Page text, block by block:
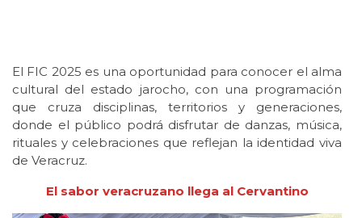
El FIC 2025 es una oportunidad para conocer el alma
cultural del estado jarocho, con una programación
que cruza disciplinas, territorios y generaciones,
donde el público podrá disfrutar de danzas, música,
rituales y celebraciones que reflejan la identidad viva
de Veracruz.
El sabor veracruzano llega al Cervantino